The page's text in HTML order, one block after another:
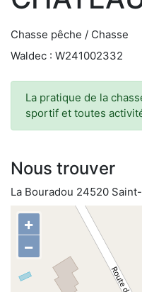
Chasse pêche / Chasse
Waldec : W241002332
La pratique de la
sportif et toutes
Nous trouver
La Bouradou 24520
+
−